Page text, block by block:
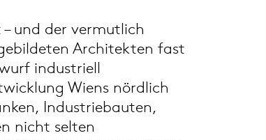
und der vermutlich
Architekten fast
industriell
Wiens nördlich
Industriebauten,
nicht selten